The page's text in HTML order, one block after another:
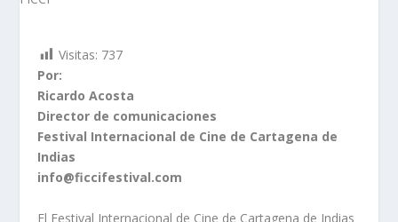
Visitas: 737
Por:
Ricardo Acosta
Director de comunicaciones
Festival Internacional de Cine de Cartagena de
Indias
info@ficcifestival.com
El Festival Internacional de Cine de Cartagena de Indias